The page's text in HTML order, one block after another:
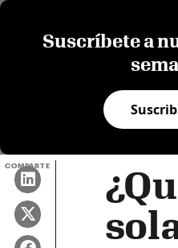
Suscríbete a
COMPARTE